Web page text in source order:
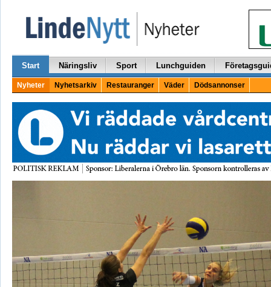
Start Näringsliv Sport Lunchguiden
Nyheter Nyhetsarkiv Restauranger Väder Dödsannonser